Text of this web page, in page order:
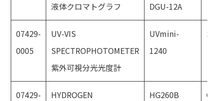
液体クロマトグラフ
DGU-12A
07429-
0005
UV-VIS
SPECTROPHOTOMETER
紫外可視分光光度計
UVmini-
1240
07429-
HYDROGEN
HG260B